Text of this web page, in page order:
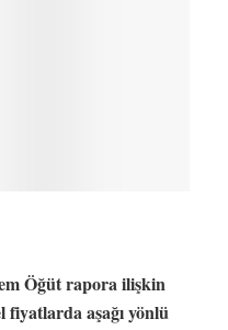
Öğüt rapora ilişkin
fiyatlarda aşağı yönlü